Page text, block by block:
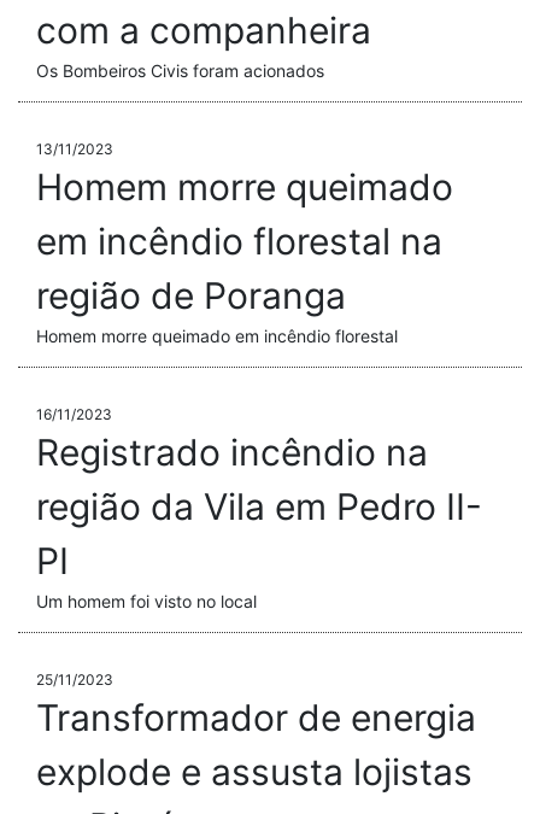
com a companheira
Os Bombeiros Civis foram acionados
13/11/2023
Homem morre queimado
em incêndio florestal na
região de Poranga
Homem morre queimado em incêndio florestal
16/11/2023
Registrado incêndio na
região da Vila em Pedro II-
PI
Um homem foi visto no local
25/11/2023
Transformador de energia
explode e assusta lojistas